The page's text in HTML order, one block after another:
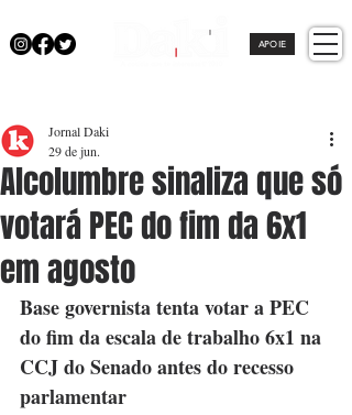
APOIE
Alcolumbre sinaliza que só
votará PEC do fim da 6x1
em agosto
Jornal Daki
29 de jun.
Base governista tenta votar a PEC
do fim da escala de trabalho 6x1 na
CCJ do Senado antes do recesso
parlamentar